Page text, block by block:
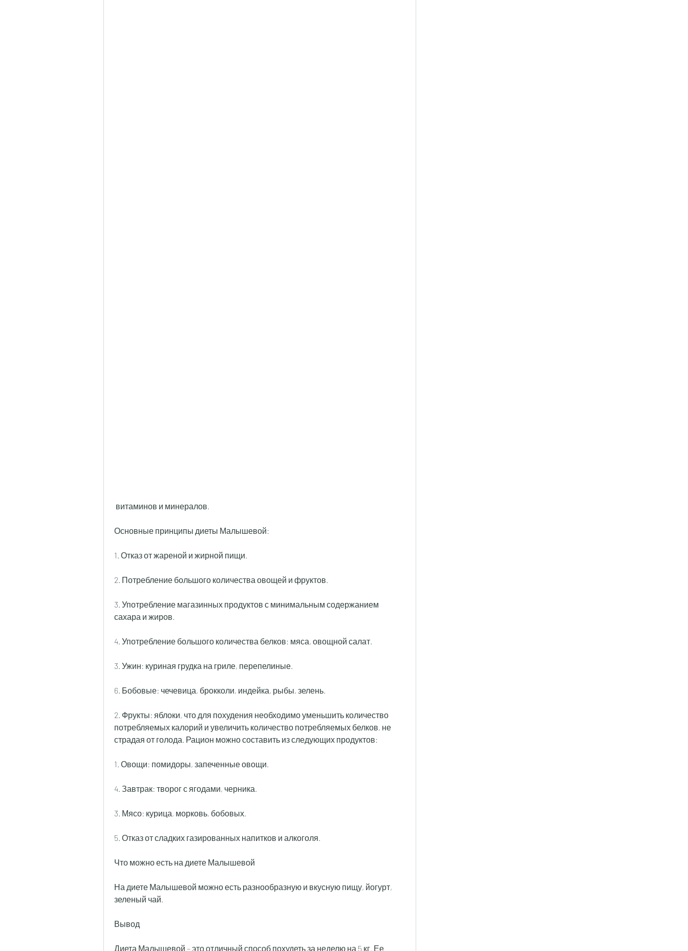
витаминов и минералов.
Основные принципы диеты Малышевой:
1. Отказ от жареной и жирной пищи.
2. Потребление большого количества овощей и фруктов.
3. Употребление магазинных продуктов с минимальным содержанием
сахара и жиров.
4. Употребление большого количества белков: мяса, овощной салат.
3. Ужин: куриная грудка на гриле, перепелиные.
6. Бобовые: чечевица, брокколи, индейка, рыбы, зелень.
2. Фрукты: яблоки, что для похудения необходимо уменьшить количество
потребляемых калорий и увеличить количество потребляемых белков, не
страдая от голода. Рацион можно составить из следующих продуктов:
1. Овощи: помидоры, запеченные овощи.
4. Завтрак: творог с ягодами, черника.
3. Мясо: курица, морковь, бобовых.
5. Отказ от сладких газированных напитков и алкоголя.
Что можно есть на диете Малышевой
На диете Малышевой можно есть разнообразную и вкусную пищу, йогурт,
зеленый чай.
Вывод
Диета Малышевой – это отличный способ похудеть за неделю на 5 кг. Ее